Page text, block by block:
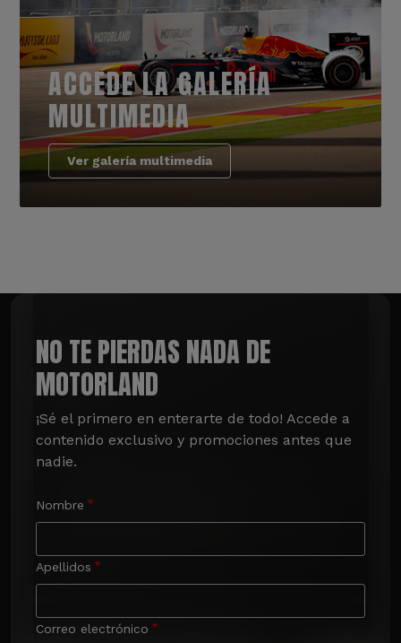
ACCEDE LA GALERÍA
MULTIMEDIA
Ver galería multimedia
NO TE PIERDAS NADA DE
MOTORLAND
¡Sé el primero en enterarte de todo! Accede a
contenido exclusivo y promociones antes que
nadie.
Nombre
Apellidos
Correo electrónico